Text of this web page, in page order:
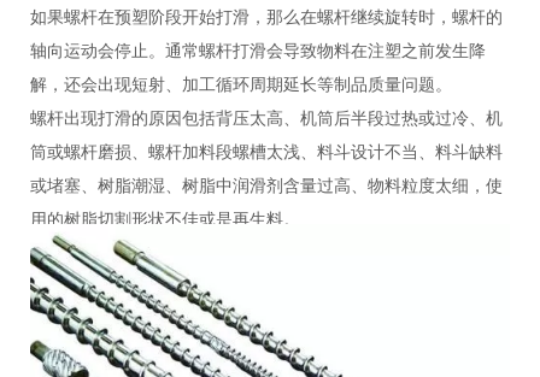
如果螺杆在预塑阶段开始打滑，那么在螺杆继续旋转时，螺杆的
轴向运动会停止。通常螺杆打滑会导致物料在注塑之前发生降
解，还会出现短射、加工循环周期延长等制品质量问题。
螺杆出现打滑的原因包括背压太高、机筒后半段过热或过冷、机
筒或螺杆磨损、螺杆加料段螺槽太浅、料斗设计不当、料斗缺料
或堵塞、树脂潮湿、树脂中润滑剂含量过高、物料粒度太细，使
用的树脂切割形状不佳或是再生料。